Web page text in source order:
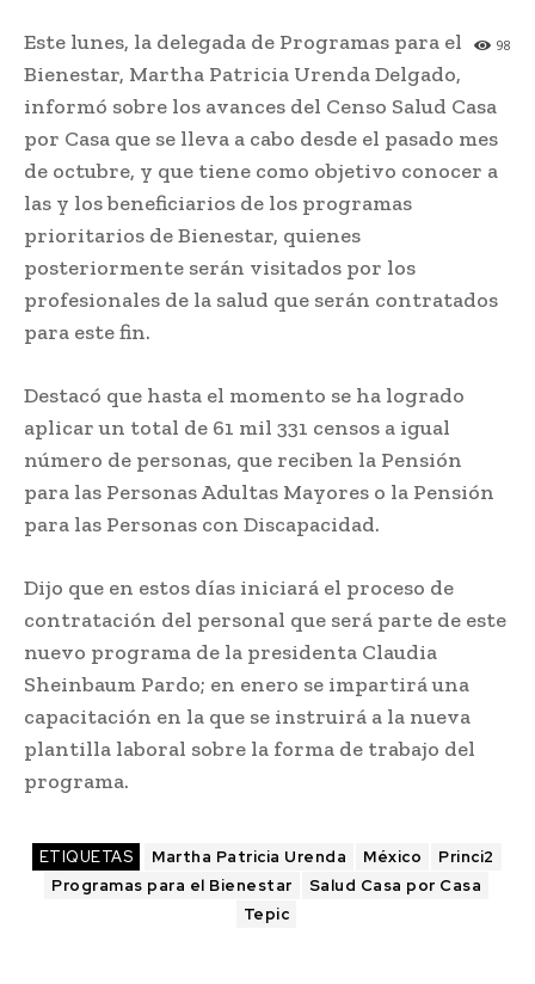
98
Este lunes, la delegada de Programas para el
Bienestar, Martha Patricia Urenda Delgado,
informó sobre los avances del Censo Salud Casa
por Casa que se lleva a cabo desde el pasado mes
de octubre, y que tiene como objetivo conocer a
las y los beneficiarios de los programas
prioritarios de Bienestar, quienes
posteriormente serán visitados por los
profesionales de la salud que serán contratados
para este fin.
Destacó que hasta el momento se ha logrado
aplicar un total de 61 mil 331 censos a igual
número de personas, que reciben la Pensión
para las Personas Adultas Mayores o la Pensión
para las Personas con Discapacidad.
Dijo que en estos días iniciará el proceso de
contratación del personal que será parte de este
nuevo programa de la presidenta Claudia
Sheinbaum Pardo; en enero se impartirá una
capacitación en la que se instruirá a la nueva
plantilla laboral sobre la forma de trabajo del
programa.
ETIQUETAS Martha Patricia Urenda México
Princi2
Programas para el Bienestar
Salud Casa por Casa
Tepic